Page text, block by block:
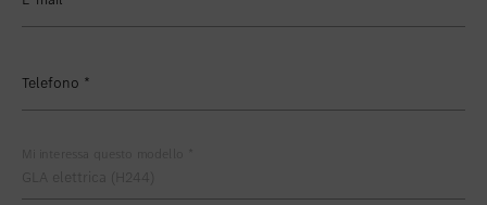
Telefono *
Mi interessa questo modello